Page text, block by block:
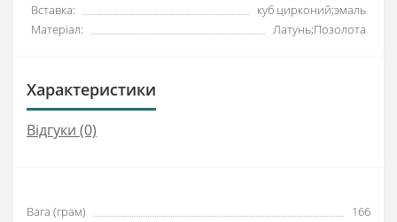
Вставка:
куб цирконий;эмаль
Матеріал:
Латунь;Позолота
Характеристики
Відгуки (0)
Вага (грам)
166